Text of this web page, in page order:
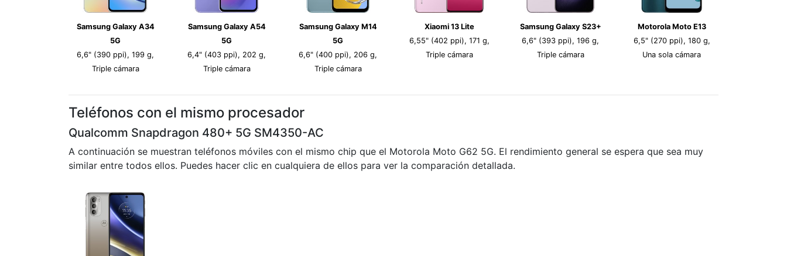
Samsung Galaxy A34
5G
6,6" (390 ppi), 199 g,
Triple cámara
Samsung Galaxy A54
5G
6,4" (403 ppi), 202 g,
Triple cámara
Samsung Galaxy M14
5G
6,6" (400 ppi), 206 g,
Triple cámara
Xiaomi 13 Lite
6,55" (402 ppi), 171 g,
Triple cámara
Samsung Galaxy S23+
6,6" (393 ppi), 196 g,
Triple cámara
Motorola Moto E13
6,5" (270 ppi), 180 g,
Una sola cámara
Teléfonos con el mismo procesador
Qualcomm Snapdragon 480+ 5G SM4350-AC
A continuación se muestran teléfonos móviles con el mismo chip que el Motorola Moto G62 5G. El rendimiento general se espera que sea muy
similar entre todos ellos. Puedes hacer clic en cualquiera de ellos para ver la comparación detallada.